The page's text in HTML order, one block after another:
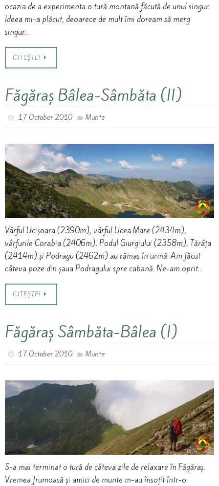
ocazia de a experimenta o tură montană făcută de unul singur.
Ideea mi-a plăcut, deoarece de mult îmi doream să merg
singur…
CITEȘTE!
Făgăraș Bâlea-Sâmbăta (II)
17 October 2010 Munte
Vârful Ucișoara (2390m), vârful Ucea Mare (2434m),
vârfurile Corabia (2406m), Podul Giurgiului (2358m), Tărâța
(2414m) și Podragu (2462m) au rămas în urmă. Am făcut
câteva poze din șaua Podragului spre cabană. Ne-am oprit…
CITEȘTE!
Făgăraș Sâmbăta-Bâlea (I)
17 October 2010 Munte
S-a mai terminat o tură de câteva zile de relaxare în Făgăraș.
Vremea frumoasă și amici de munte m-au însoțit într-o